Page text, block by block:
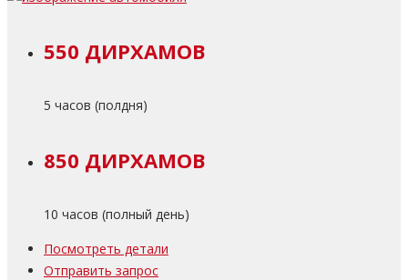
550 ДИРХАМОВ
5 часов (полдня)
850 ДИРХАМОВ
10 часов (полный день)
Посмотреть детали
Отправить запрос